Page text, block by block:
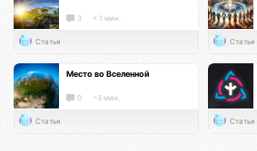
3 < 1 мин.
Статья Статья
Место во Вселенной
0 ~3 мин.
Статья Статья